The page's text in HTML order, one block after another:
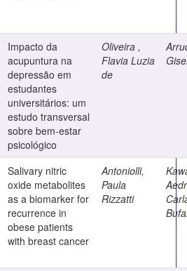
Impacto da
acupuntura na
depressão em
estudantes
universitários: um
estudo transversal
sobre bem-estar
psicológico
Oliveira ,
Flavia Luzia
de
Salivary nitric
oxide metabolites
as a biomarker for
recurrence in
obese patients
with breast cancer
Antoniolli,
Paula
Rizzatti